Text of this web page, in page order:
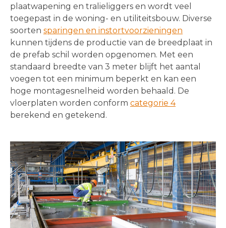
plaatwapening en tralieliggers en wordt veel
toegepast in de woning- en utiliteitsbouw. Diverse
soorten sparingen en instortvoorzieningen
kunnen tijdens de productie van de breedplaat in
de prefab schil worden opgenomen. Met een
standaard breedte van 3 meter blijft het aantal
voegen tot een minimum beperkt en kan een
hoge montagesnelheid worden behaald. De
vloerplaten worden conform categorie 4
berekend en getekend.